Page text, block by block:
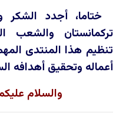
ختاما، أجدد الشكر
تركمانستان والشعب
تنظيم هذا المنتدى
أعماله وتحقيق أهدافه
والسلام